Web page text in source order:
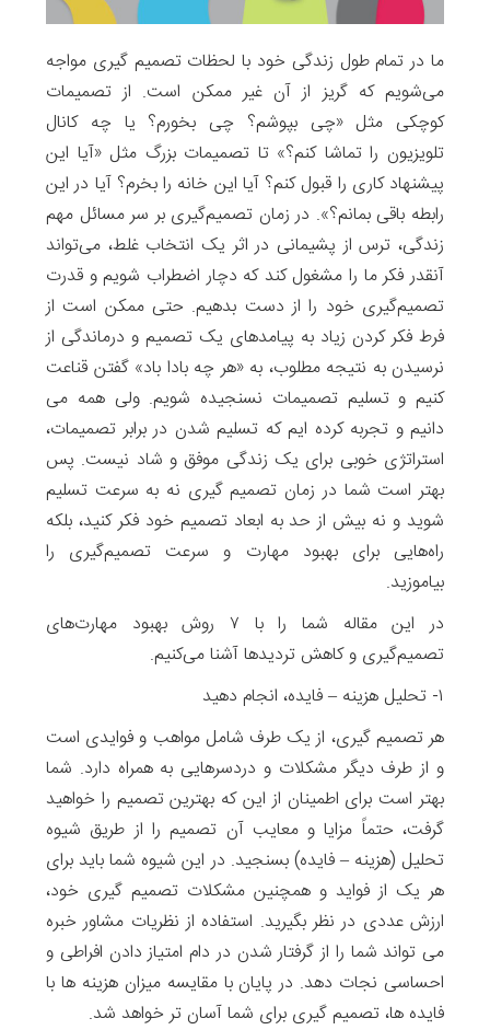
ما در تمام طول زندگی خود با لحظات تصمیم گیری مواجه
می‌شویم که گریز از آن غیر ممکن است. از تصمیمات
کوچکی مثل «چی بپوشم؟ چی بخورم؟ یا چه کانال
تلویزیون را تماشا کنم؟» تا تصمیمات بزرگ مثل «آیا این
پیشنهاد کاری را قبول کنم؟ آیا این خانه را بخرم؟ آیا در این
رابطه باقی بمانم؟». در زمان تصمیم‌گیری بر سر مسائل مهم
زندگی، ترس از پشیمانی در اثر یک انتخاب غلط، می‌تواند
آنقدر فکر ما را مشغول کند که دچار اضطراب شویم و قدرت
تصمیم‌گیری‌ خود را از دست بدهیم. حتی ممکن است از
فرط فکر کردن زیاد به پیامدهای یک تصمیم و درماندگی از
نرسیدن به نتیجه مطلوب، به «هر چه بادا باد» گفتن قناعت
کنیم و تسلیم تصمیمات نسنجیده شویم. ولی همه می
دانیم و تجربه کرده ایم که تسلیم شدن در برابر تصمیمات،
استراتژی خوبی برای یک زندگی موفق و شاد نیست. پس
بهتر است شما در زمان تصمیم گیری نه به سرعت تسلیم
شوید و نه بیش از حد به ابعاد تصمیم خود فکر کنید، بلکه
راه‌هایی برای بهبود مهارت و سرعت تصمیم‌گیری‌ را
بیاموزید.
در این مقاله شما را با ۷ روش بهبود مهارت‌های
تصمیم‌گیری و کاهش تردیدها آشنا می‌کنیم.
۱- تحلیل هزینه – فایده، انجام دهید
هر تصمیم گیری، از یک طرف شامل مواهب و فوایدی است
و از طرف دیگر مشکلات و دردسرهایی به همراه دارد. شما
بهتر است برای اطمینان از این که بهترین تصمیم را خواهید
گرفت، حتماً مزایا و معایب آن تصمیم را از طریق شیوه
تحلیل (هزینه – فایده) بسنجید. در این شیوه شما باید برای
هر یک از فواید و همچنین مشکلات تصمیم گیری خود،
ارزش عددی در نظر بگیرید. استفاده از نظریات مشاور خبره
می تواند شما را از گرفتار شدن در دام امتیاز دادن افراطی و
احساسی نجات دهد. در پایان با مقایسه میزان هزینه ها با
فایده ها، تصمیم گیری برای شما آسان تر خواهد شد.